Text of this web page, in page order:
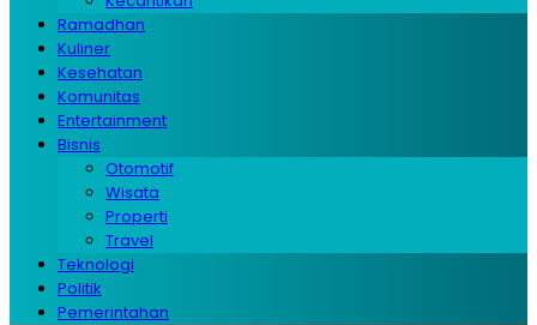
Ramadhan
Kuliner
Kesehatan
Komunitas
Entertainment
Bisnis
Otomotif
Wisata
Properti
Travel
Teknologi
Politik
Pemerintahan